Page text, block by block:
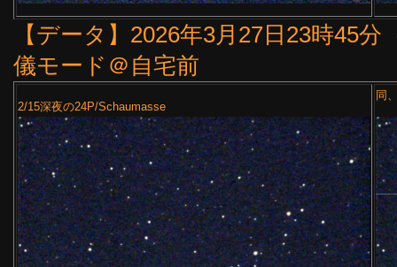
【データ】2026年3月27日23時45
儀モード＠自宅前
2/15深夜の24P/Schaumasse
同